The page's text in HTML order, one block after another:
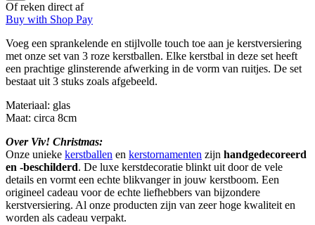
Of reken direct af
Buy with Shop Pay
Voeg een sprankelende en stijlvolle touch toe aan je kerstversiering
met onze set van 3 roze kerstballen. Elke kerstbal in deze set heeft
een prachtige glinsterende afwerking in de vorm van ruitjes. De set
bestaat uit 3 stuks zoals afgebeeld.
Materiaal: glas
Maat: circa 8cm
Over Viv! Christmas:
Onze unieke kerstballen en kerstornamenten zijn handgedecoreerd
en -beschilderd. De luxe kerstdecoratie blinkt uit door de vele
details en vormt een echte blikvanger in jouw kerstboom. Een
origineel cadeau voor de echte liefhebbers van bijzondere
kerstversiering. Al onze producten zijn van zeer hoge kwaliteit en
worden als cadeau verpakt.